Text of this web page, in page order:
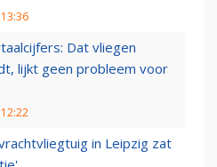
Dat vliegen
lijkt geen probleem voor
in Leipzig zat